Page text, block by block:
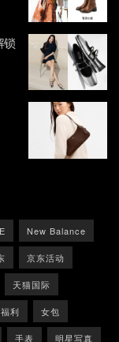
锁
New Balance
京东活动
天猫国际
利 女包
手表 明星写真